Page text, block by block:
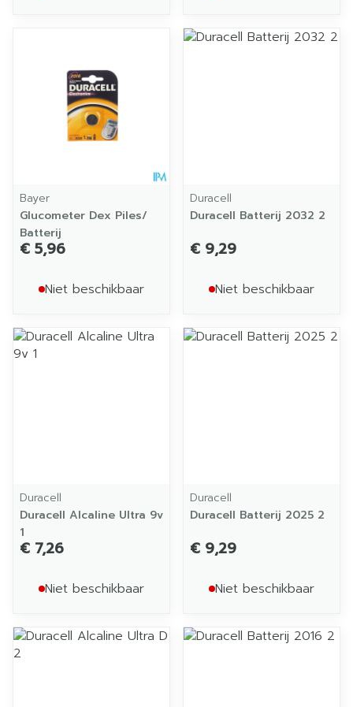
Bayer
Glucometer Dex Piles/
Batterij
€ 5,96
Niet beschikbaar
Duracell
Duracell Batterij 2032 2
€ 9,29
Niet beschikbaar
Duracell
Duracell Alcaline Ultra 9v
1
€ 7,26
Niet beschikbaar
Duracell
Duracell Batterij 2025 2
€ 9,29
Niet beschikbaar